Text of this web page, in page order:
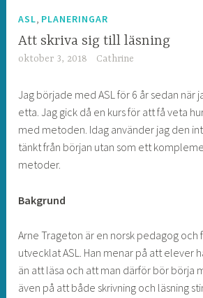
ASL, PLANERINGAR
Att skriva sig till läsning
oktober 3, 2018 Cathrine
Jag började med ASL för 6 år sedan när
etta. Jag gick då en kurs för att få veta
med metoden. Idag använder jag den
tänkt från början utan som ett
metoder.
Bakgrund
Arne Trageton är en norsk pedagog och
utvecklat ASL. Han menar på att elever
än att läsa och att man därför bör börja
även på att både skrivning och läsning